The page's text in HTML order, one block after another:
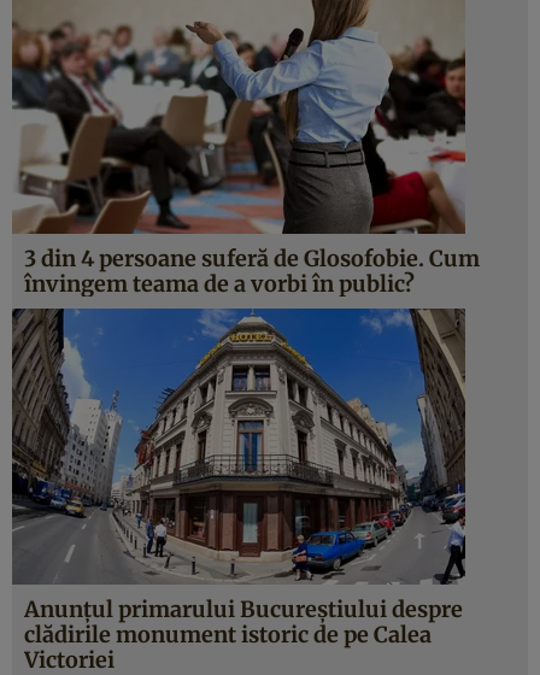
3 din 4 persoane suferă de Glosofobie. Cum
învingem teama de a vorbi în public?
Anunţul primarului Bucureştiului despre
clădirile monument istoric de pe Calea
Victoriei